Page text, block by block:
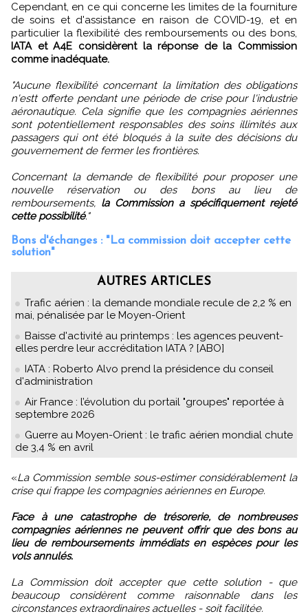
Cependant, en ce qui concerne les limites de la fourniture
de soins et d'assistance en raison de COVID-19, et en
particulier la flexibilité des remboursements ou des bons,
IATA et A4E considèrent la réponse de la Commission
comme inadéquate.
"Aucune flexibilité concernant la limitation des obligations
n'estt offerte pendant une période de crise pour l'industrie
aéronautique. Cela signifie que les compagnies aériennes
sont potentiellement responsables des soins illimités aux
passagers qui ont été bloqués à la suite des décisions du
gouvernement de fermer les frontières.
Concernant la demande de flexibilité pour proposer une
nouvelle réservation ou des bons au lieu de
remboursements, la Commission a spécifiquement rejeté
cette possibilité."
Bons d'échanges : "La commission doit accepter cette
solution"
AUTRES ARTICLES
Trafic aérien : la demande mondiale recule de 2,2 % en
mai, pénalisée par le Moyen-Orient
Baisse d'activité au printemps : les agences peuvent-
elles perdre leur accréditation IATA ? [ABO]
IATA : Roberto Alvo prend la présidence du conseil
d'administration
Air France : l’évolution du portail "groupes" reportée à
septembre 2026
Guerre au Moyen-Orient : le trafic aérien mondial chute
de 3,4 % en avril
«La Commission semble sous-estimer considérablement la
crise qui frappe les compagnies aériennes en Europe.
Face à une catastrophe de trésorerie, de nombreuses
compagnies aériennes ne peuvent offrir que des bons au
lieu de remboursements immédiats en espèces pour les
vols annulés.
La Commission doit accepter que cette solution - que
beaucoup considèrent comme raisonnable dans les
circonstances extraordinaires actuelles - soit facilitée.